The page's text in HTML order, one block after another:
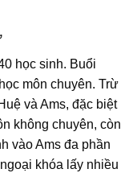
học sinh. Buổi
môn chuyên. Trừ
và Ams, đặc biệt
không chuyên, còn
vào Ams đa phần
khóa lấy nhiều